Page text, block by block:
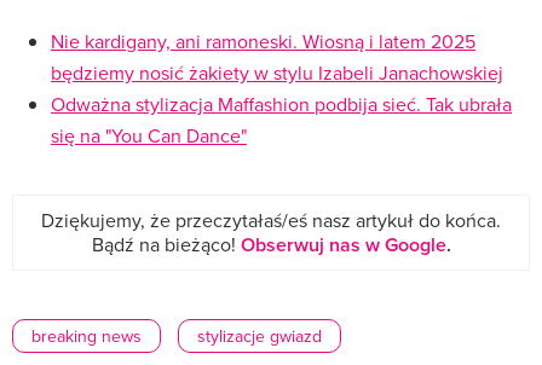
Nie kardigany, ani ramoneski. Wiosną i latem 2025
będziemy nosić żakiety w stylu Izabeli Janachowskiej
Odważna stylizacja Maffashion podbija sieć. Tak ubrała
się na "You Can Dance"
Dziękujemy, że przeczytałaś/eś nasz artykuł do końca.
Bądź na bieżąco! Obserwuj nas w Google.
breaking news
stylizacje gwiazd